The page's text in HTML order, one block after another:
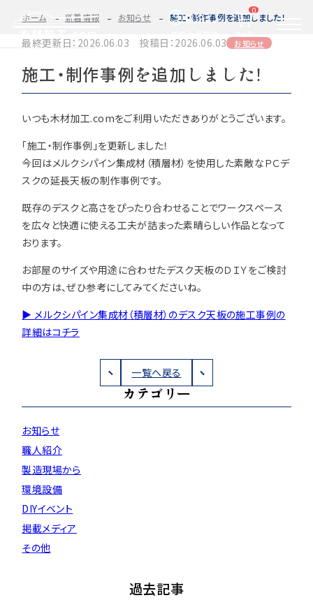
ログイン
0
種類から選ぶ
無垢材
化粧貼り
白ポリ
断面加工
表面仕上 塗装
木材加工講座
ご注文から商品到着までの流れ
変更・キャンセル・
施工・制作事例
棚・収納・ラック
造作材・枠材
子ども・孫のためのDIY
お客様の声
会社情報
会社概要
自動お見積もり・ご注文はこちらから
フルオーダー集成材(積層材)
2D/3D
図面をお持ちの方へ 今すぐお見積もり依頼
関連商品 サンプルのご購入
営業時間 9:00〜17:00（土日祝 定休）
©2025 mokuzaikako.com All Rights Reserved.
ホーム 新着情報 お知らせ 施工・制作事例を追加しました！
最終更新日：2026.06.03 投稿日：2026.06.03 お知らせ
施工・制作事例を追加しました！
いつも木材加工.comをご利用いただきありがとうございます。
「施工・制作事例」を更新しました！
今回はメルクシパイン集成材（積層材）を使用した素敵なＰＣデ
スクの延長天板の制作事例です。
既存のデスクと高さをぴったり合わせることでワークスペース
を広々と快適に使える工夫が詰まった素晴らしい作品となって
おります。
お部屋のサイズや用途に合わせたデスク天板のＤＩＹをご検討
中の方は、ぜひ参考にしてみてくださいね。
▶ メルクシパイン集成材（積層材）のデスク天板の施工事例の
詳細はコチラ
一覧へ戻る
カテゴリー
お知らせ
職人紹介
製造現場から
環境設備
DIYイベント
掲載メディア
その他
過去記事